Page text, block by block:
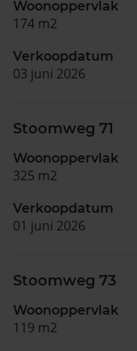
Woonoppervlak
174 m2
Verkoopdatum
03 juni 2026
Stoomweg 71
Woonoppervlak
325 m2
Verkoopdatum
01 juni 2026
Stoomweg 73
Woonoppervlak
119 m2